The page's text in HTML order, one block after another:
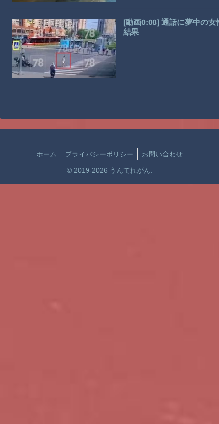
[動画0:08] 通話に夢中の
結果
ホーム プライバシーポリシー お問い合わせ
© 2019-2026 うんてれがん.